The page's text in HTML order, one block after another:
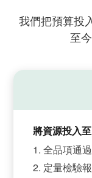
我們把預算投
至
將資源投入至
全品項通
定量檢驗